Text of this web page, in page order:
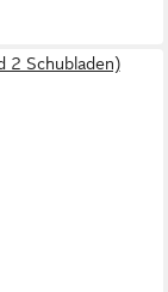
2 Schubladen)